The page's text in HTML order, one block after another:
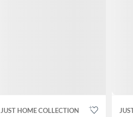
JUST HOME COLLECTION